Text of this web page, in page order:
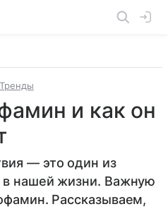
и как он
— это один из
в нашей жизни. Важную
Рассказываем,